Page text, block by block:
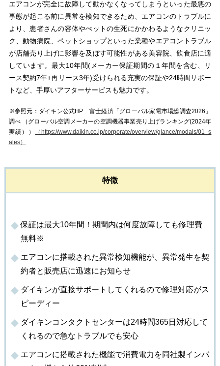
エアコンが完全に故障して動かなくなってしまうといった最悪の
事態が起こる前に異常を検知できるため、エアコンのトラブルに
より、患者さんの容体やぺットの生死にかかわるようなクリニッ
ク、動物病院、ペットショップといった業種やエアコントラブル
が店舗売り上げに影響を及ぼす可能性がある美容院、飲食店に適
しています。最大10年間(メーカー保証期間の１年間を含む、リ
ース契約7年+再リース3年)受けられる充実の保証や24時間サポー
トなど、手厚いアフターサービスも魅力です。
※参照元：ダイキン公式HP 富士経済「グローバル家電市場総調査2026」
調べ （グローバル空調メーカーの空調機器事業売り上げランキング(2024年
実績））
（https://www.daikin.co.jp/corporate/overview/glance/modals/01_s
ales）
特徴
保証は最大10年間！期間内は何度故障しても修理費
無料※
エアコンに搭載された異常検知機能が、異常発生を契
約者と販売店に迅速にお知らせ
ダイキンが直接サポートしてくれるので修理対応がス
ピーディー
ダイキンコンタクトセンターは24時間365日対応して
くれるので急なトラブルでも安心
エアコンに搭載された機能で消費電力を同社製インバ